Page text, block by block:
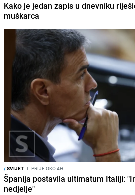
Kako je jedan zapis u dnevniku
muškarca
/SVIJET I PRIJE OKO 4H
Španija postavila ultimatum Italiji:
nedjelje"